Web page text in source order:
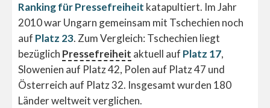
Ranking für Pressefreiheit katapultiert. Im Jahr
2010 war Ungarn gemeinsam mit Tschechien noch
auf Platz 23. Zum Vergleich: Tschechien liegt
bezüglich Pressefreiheit aktuell auf Platz 17,
Slowenien auf Platz 42, Polen auf Platz 47 und
Österreich auf Platz 32. Insgesamt wurden 180
Länder weltweit verglichen.